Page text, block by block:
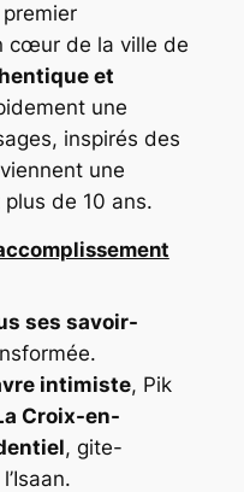
cœur de la ville de
et
une
inspirés des
une
de 10 ans.
ses savoir-
intimiste, Pik
Croix-en-
, gite-